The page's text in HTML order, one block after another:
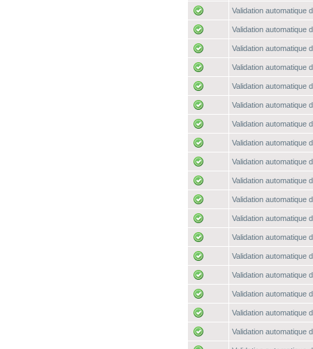
Validation automatique
Validation automatique
Validation automatique
Validation automatique
Validation automatique
Validation automatique
Validation automatique
Validation automatique
Validation automatique
Validation automatique
Validation automatique
Validation automatique
Validation automatique
Validation automatique
Validation automatique
Validation automatique
Validation automatique
Validation automatique